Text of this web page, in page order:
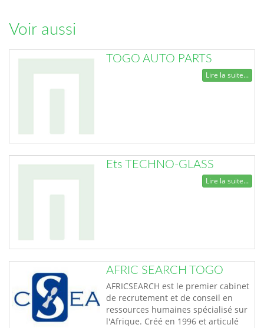
Voir aussi
TOGO AUTO PARTS
Lire la suite...
Ets TECHNO-GLASS
Lire la suite...
AFRIC SEARCH TOGO
AFRICSEARCH est le premier cabinet
de recrutement et de conseil en
ressources humaines spécialisé sur
l'Afrique. Créé en 1996 et articulé